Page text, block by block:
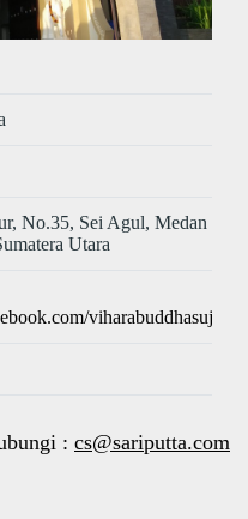
No.35, Sei Agul, Medan
Utara
viharabuddhasujata/
: cs@sariputta.com